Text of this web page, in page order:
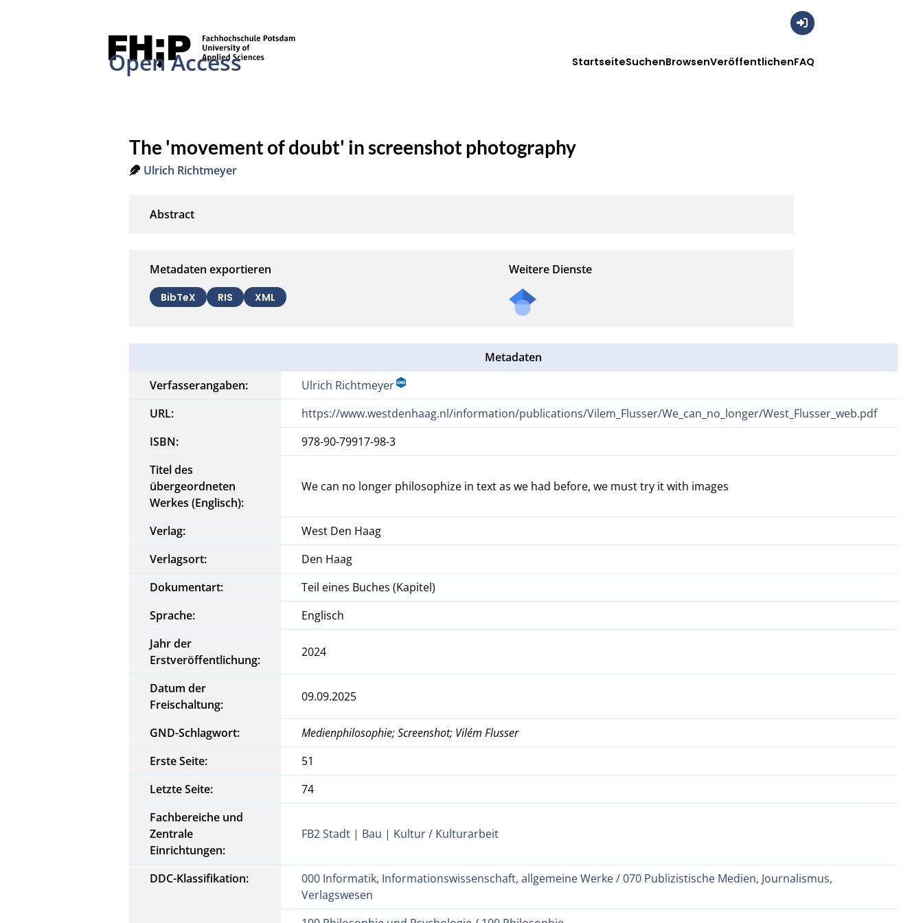
Open Access StartseiteSuchenBrowsenVeröffentlichenFAQ
The 'movement of doubt' in screenshot photography
Ulrich Richtmeyer
Metadaten exportieren
BibTeX RIS XML
Weitere Dienste
Metadaten
Verfasserangaben:
Ulrich Richtmeyer
URL:
https://www.westdenhaag.nl/information/publications/Vilem_Flusser/We_can_no_longer/West_Flusser_web.pdf
ISBN:
978-90-79917-98-3
Titel des
übergeordneten
Werkes (Englisch):
We can no longer philosophize in text as we had before, we must try it with images
Verlag:
West Den Haag
Verlagsort:
Den Haag
Dokumentart:
Teil eines Buches (Kapitel)
Sprache:
Englisch
Jahr der
Erstveröffentlichung:
2024
Datum der
Freischaltung:
09.09.2025
GND-Schlagwort:
Medienphilosophie; Screenshot; Vilém Flusser
Erste Seite:
51
Letzte Seite:
74
Fachbereiche und
Zentrale
Einrichtungen:
FB2 Stadt | Bau | Kultur / Kulturarbeit
DDC-Klassifikation:
000 Informatik, Informationswissenschaft, allgemeine Werke / 070 Publizistische Medien, Journalismus,
Verlagswesen